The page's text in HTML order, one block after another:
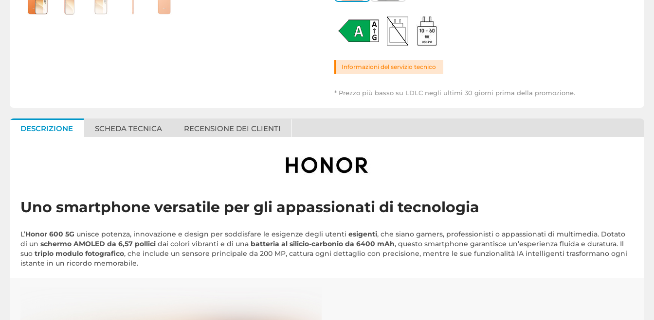
* Prezzo più basso su LDLC negli ultimi 30 giorni prima della promozione.
Informazioni del servizio tecnico
DESCRIZIONE SCHEDA TECNICA RECENSIONE DEI CLIENTI
Uno smartphone versatile per gli appassionati di tecnologia
L’Honor 600 5G unisce potenza, innovazione e design per soddisfare le esigenze degli utenti esigenti, che siano gamers, professionisti o appassionati di multimedia. Dotato
di un schermo AMOLED da 6,57 pollici dai colori vibranti e di una batteria al silicio-carbonio da 6400 mAh, questo smartphone garantisce un’esperienza fluida e duratura. Il
suo triplo modulo fotografico, che include un sensore principale da 200 MP, cattura ogni dettaglio con precisione, mentre le sue funzionalità IA intelligenti trasformano ogni
istante in un ricordo memorabile.